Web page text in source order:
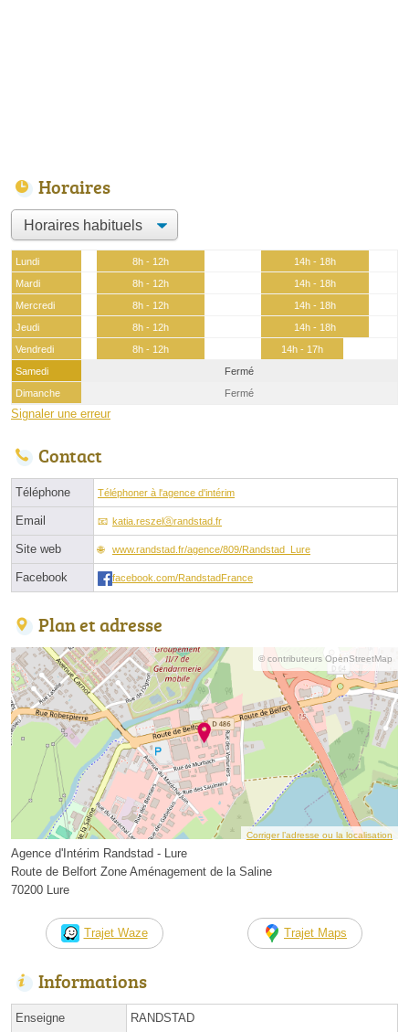
Horaires
Lundi 8h - 12h
14h - 18h
Mardi
8h - 12h
14h - 18h
Mercredi
8h - 12h
14h - 18h
Jeudi
8h - 12h
14h - 18h
Vendredi
8h - 12h
14h - 17h
Samedi
Fermé
Dimanche
Fermé
Signaler une erreur
Contact
Téléphone Téléphoner à l'agence d'intérim
Email katia.reszelⓐrandstad.fr
Site web www.randstad.fr/agence/809/Randstad_Lure
Facebook facebook.com/RandstadFrance
Plan et adresse
© contributeurs OpenStreetMap
Corriger l’adresse ou la localisation
Agence d'Intérim Randstad - Lure
Route de Belfort Zone Aménagement de la Saline
70200 Lure
Trajet Waze Trajet Maps
Informations
Enseigne RANDSTAD